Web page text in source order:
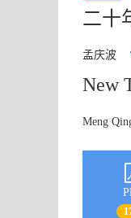
二十
孟庆波
New
Meng